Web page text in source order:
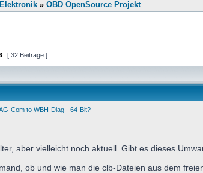
» OBD OpenSource Projekt
[ 32 Beiträge ]
Com to WBH-Diag - 64-Bit?
aber vielleicht noch aktuell. Gibt es dieses
ob und wie man die clb-Dateien aus dem